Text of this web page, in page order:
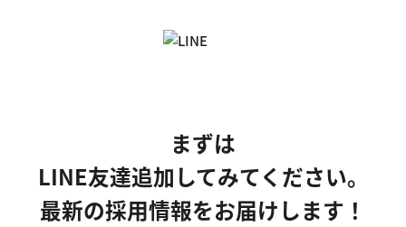
まずは
LINE友達追加してみてください。
最新の採用情報をお届けします！